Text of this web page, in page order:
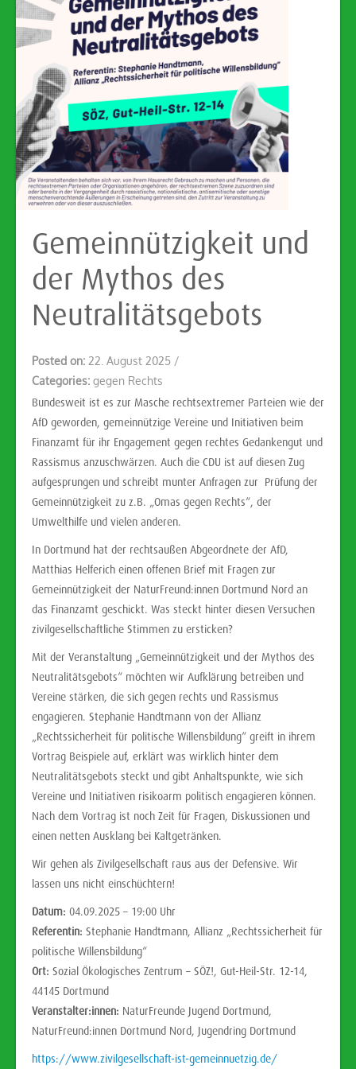
Gemeinnützigkeit und
der Mythos des
Neutralitätsgebots
Posted on: 22. August 2025 /
Categories: gegen Rechts
Bundesweit ist es zur Masche rechtsextremer Parteien wie der
AfD geworden, gemeinnützige Vereine und Initiativen beim
Finanzamt für ihr Engagement gegen rechtes Gedankengut und
Rassismus anzuschwärzen. Auch die CDU ist auf diesen Zug
aufgesprungen und schreibt munter Anfragen zur Prüfung der
Gemeinnützigkeit zu z.B. „Omas gegen Rechts“, der
Umwelthilfe und vielen anderen.
In Dortmund hat der rechtsaußen Abgeordnete der AfD,
Matthias Helferich einen offenen Brief mit Fragen zur
Gemeinnützigkeit der NaturFreund:innen Dortmund Nord an
das Finanzamt geschickt. Was steckt hinter diesen Versuchen
zivilgesellschaftliche Stimmen zu ersticken?
Mit der Veranstaltung „Gemeinnützigkeit und der Mythos des
Neutralitätsgebots“ möchten wir Aufklärung betreiben und
Vereine stärken, die sich gegen rechts und Rassismus
engagieren. Stephanie Handtmann von der Allianz
„Rechtssicherheit für politische Willensbildung“ greift in ihrem
Vortrag Beispiele auf, erklärt was wirklich hinter dem
Neutralitätsgebots steckt und gibt Anhaltspunkte, wie sich
Vereine und Initiativen risikoarm politisch engagieren können.
Nach dem Vortrag ist noch Zeit für Fragen, Diskussionen und
einen netten Ausklang bei Kaltgetränken.
Wir gehen als Zivilgesellschaft raus aus der Defensive. Wir
lassen uns nicht einschüchtern!
Datum: 04.09.2025 – 19:00 Uhr
Referentin: Stephanie Handtmann, Allianz „Rechtssicherheit für
politische Willensbildung“
Ort: Sozial Ökologisches Zentrum – SÖZ!, Gut-Heil-Str. 12-14,
44145 Dortmund
Veranstalter:innen: NaturFreunde Jugend Dortmund,
NaturFreund:innen Dortmund Nord, Jugendring Dortmund
https://www.zivilgesellschaft-ist-gemeinnuetzig.de/